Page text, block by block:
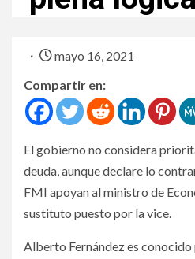
mayo 16, 2021
Compartir en:
El gobierno no considera
deuda, aunque declare lo
FMI apoyan al ministro de
sustituto puesto por la vice.
Alberto Fernández es